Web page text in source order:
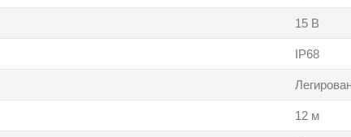
15 В
IP68
12 м